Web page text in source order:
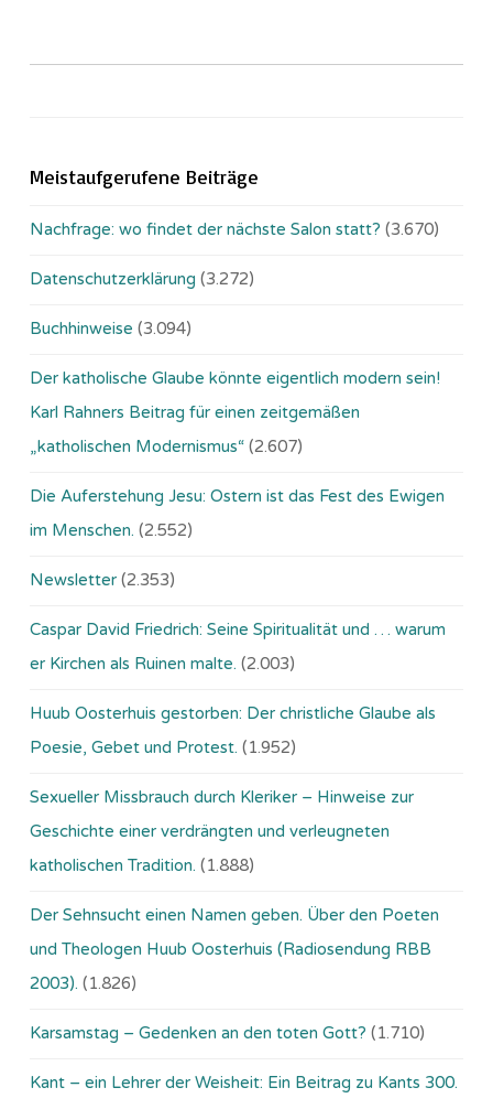
Meistaufgerufene Beiträge
Nachfrage: wo findet der nächste Salon statt? (3.670)
Datenschutzerklärung (3.272)
Buchhinweise (3.094)
Der katholische Glaube könnte eigentlich modern sein!
Karl Rahners Beitrag für einen zeitgemäßen
„katholischen Modernismus“ (2.607)
Die Auferstehung Jesu: Ostern ist das Fest des Ewigen
im Menschen. (2.552)
Newsletter (2.353)
Caspar David Friedrich: Seine Spiritualität und … warum
er Kirchen als Ruinen malte. (2.003)
Huub Oosterhuis gestorben: Der christliche Glaube als
Poesie, Gebet und Protest. (1.952)
Sexueller Missbrauch durch Kleriker – Hinweise zur
Geschichte einer verdrängten und verleugneten
katholischen Tradition. (1.888)
Der Sehnsucht einen Namen geben. Über den Poeten
und Theologen Huub Oosterhuis (Ra­dio­sen­dung RBB
2003). (1.826)
Karsamstag – Gedenken an den toten Gott? (1.710)
Kant – ein Lehrer der Weisheit: Ein Beitrag zu Kants 300.